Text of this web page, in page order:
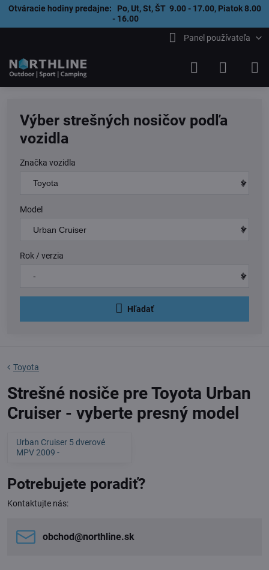
Otváracie hodiny predajne: Po, Ut, St, ŠT 9.00 - 17.00, Piatok 8.00
- 16.00
Panel používateľa
Výber strešných nosičov podľa
vozidla
Značka vozidla
Model
Rok / verzia
Hľadať
Toyota
Strešné nosiče pre Toyota Urban
Cruiser - vyberte presný model
Urban Cruiser 5 dverové
MPV 2009 -
Potrebujete poradiť?
Kontaktujte nás:
obchod​@northline​.sk